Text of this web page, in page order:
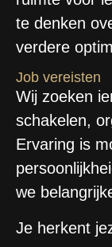
te denken
verdere
Job vereisten
Wij zoeken
schakelen,
Ervaring is
we
Je herkent